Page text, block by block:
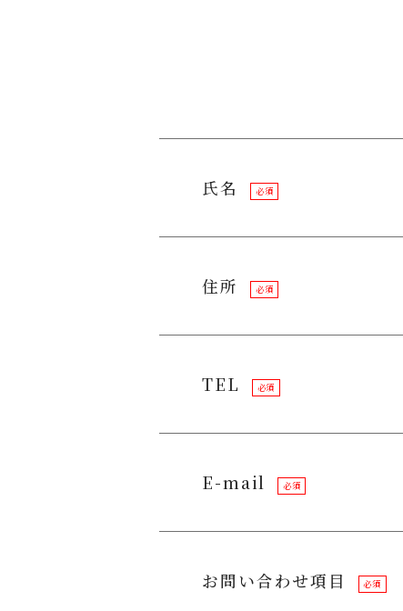
氏名 必須
住所 必須
TEL 必須
E-mail 必須
お問い合わせ項目 必須